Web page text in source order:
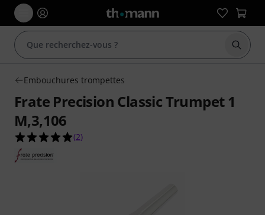
Embouchures trompettes
Frate Precision Classic Trumpet 1
M,3,106
5.0 étoiles sur 5 d'après 2 évaluations clients
(2)